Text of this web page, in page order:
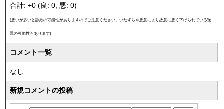
合計: +0 (良: 0, 悪: 0)
(悪いが多いと詐欺の可能性がありますのでご注意ください。いたずらや悪意により故意に悪く下げられている冤
罪の可能性もあります)
コメント一覧
なし
新規コメントの投稿